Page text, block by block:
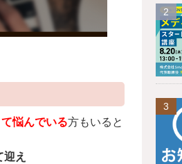
悩んでいる方もいると
え
2
3